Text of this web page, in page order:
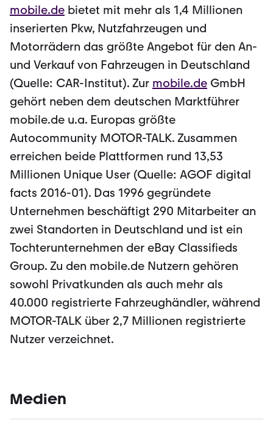
mobile.de bietet mit mehr als 1,4 Millionen
inserierten Pkw, Nutzfahrzeugen und
Motorrädern das größte Angebot für den An-
und Verkauf von Fahrzeugen in Deutschland
(Quelle: CAR-Institut). Zur mobile.de GmbH
gehört neben dem deutschen Marktführer
mobile.de u.a. Europas größte
Autocommunity MOTOR-TALK. Zusammen
erreichen beide Plattformen rund 13,53
Millionen Unique User (Quelle: AGOF digital
facts 2016-01). Das 1996 gegründete
Unternehmen beschäftigt 290 Mitarbeiter an
zwei Standorten in Deutschland und ist ein
Tochterunternehmen der eBay Classifieds
Group. Zu den mobile.de Nutzern gehören
sowohl Privatkunden als auch mehr als
40.000 registrierte Fahrzeughändler, während
MOTOR-TALK über 2,7 Millionen registrierte
Nutzer verzeichnet.
Medien